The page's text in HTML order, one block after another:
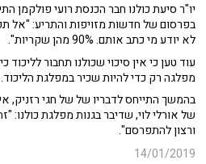
יו"ר סיעת כולנו חבר הכנסת רועי פולקמן
בפרסום של חדשות מזויפות והתריע: "אל
לא יודע מי כתב אותם. 90% מהן שקריות".
עוד טען כי אין סיכוי שכולנו תחבור
מפלגה רק כדי להיות שכיר במפלגת הליכוד.
בהמשך התייחס לדבריו של של חגי רזניק,
של אורלי לוי, שדיבר בגנות מפלגת כולנו:
ורצון להתפרסם".
14/01/2019